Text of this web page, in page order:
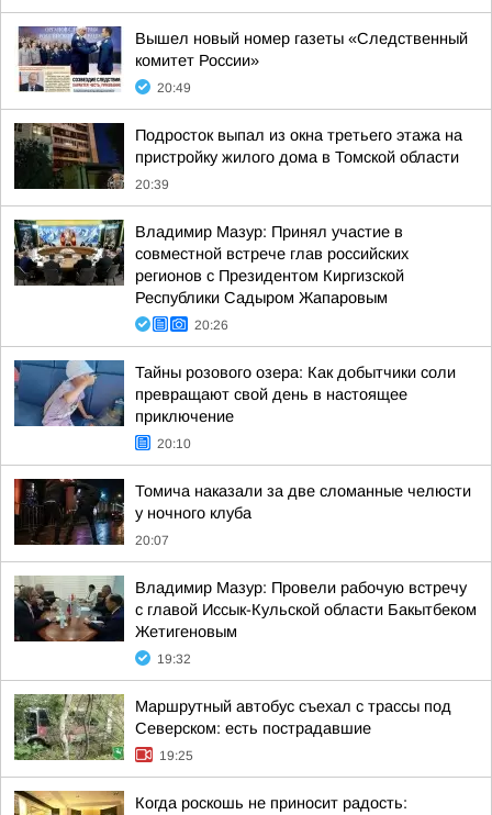
Вышел новый номер газеты «Следственный
комитет России»
20:49
Подросток выпал из окна третьего этажа на
пристройку жилого дома в Томской области
20:39
Владимир Мазур: Принял участие в
совместной встрече глав российских
регионов с Президентом Киргизской
Республики Садыром Жапаровым
20:26
Тайны розового озера: Как добытчики соли
превращают свой день в настоящее
приключение
20:10
Томича наказали за две сломанные челюсти
у ночного клуба
20:07
Владимир Мазур: Провели рабочую встречу
с главой Иссык-Кульской области Бакытбеком
Жетигеновым
19:32
Маршрутный автобус съехал с трассы под
Северском: есть пострадавшие
19:25
Когда роскошь не приносит радость: